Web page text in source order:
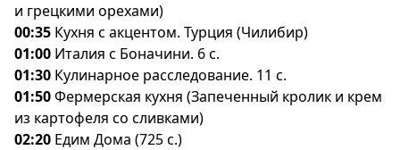
и грецкими орехами)
00:35 Кухня с акцентом. Турция (Чилибир)
01:00 Италия с Боначини. 6 с.
01:30 Кулинарное расследование. 11 с.
01:50Фермерская кухня (Запеченный кролик и крем
из картофеля со сливками)
02:20 Едим Дома (725 с.)